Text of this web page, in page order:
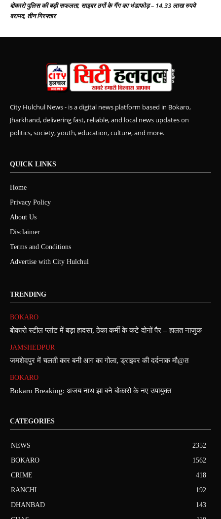
बोकारो पुलिस की बड़ी सफलता, साइबर ठगों के गैंग का भंडाफोड़ – 14.33 लाख रुपये
बरामद, तीन गिरफ्तार
City Hulchul News - is a digital news platform based in Bokaro,
Jharkhand, delivering fast, reliable, and local news updates on
politics, society, youth, education, culture, and more.
QUICK LINKS
Home
Privacy Policy
About Us
Disclaimer
Terms and Conditions
Advertise with City Hulchul
TRENDING
BOKARO
बोकारो स्टील प्लांट में बड़ा हादसा, ठेका कर्मी के कटे दोनों पैर – हालत नाजुक
JAMSHEDPUR
जमशेदपुर में चलती कार बनी आग का गोला, ड्राइवर की दर्दनाक मौ@त
BOKARO
Bokaro Breaking: अजय नाथ झा बने बोकारो के नए उपायुक्त
CATEGORIES
NEWS
2352
BOKARO
1562
CRIME
418
RANCHI
192
DHANBAD
143